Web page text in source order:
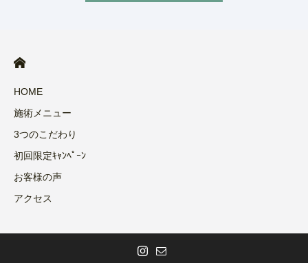
HOME
施術メニュー
3つのこだわり
初回限定ｷｬﾝﾍﾟｰﾝ
お客様の声
アクセス